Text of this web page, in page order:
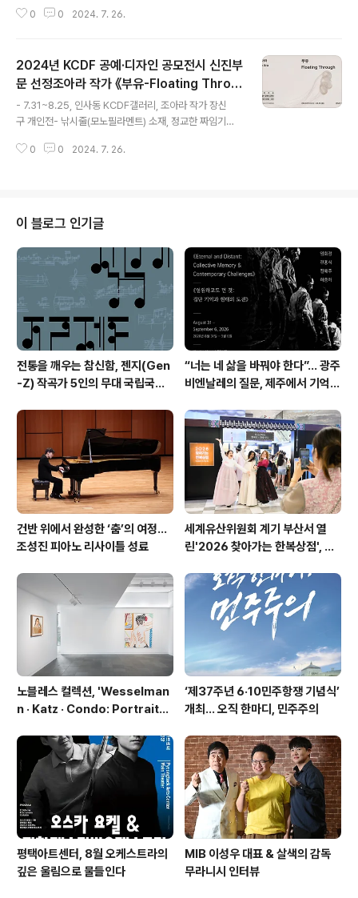
한국 화랑에서 첫 미술 전시회를 연 것을 시작으로 올해로
가이자 한국적인 화투그림을 그리는 조영남은 장은선갤러
리에서 2012년과 2021년 초대전에 이어 2024년 이번
이 세번째 초대전이다. 대중 음악가로 큰 사랑을 받았으
며, 그의 예술적 탐구와 창작 활동은 그를 미술계에서도 존
재감 있는 작가로 자리매김를 하게 됐다. 이번 전시는 지
난 50여년 동안 이어져 온 창작의 여정중 화투시리..
0 0 2024. 7. 26.
2024년 KCDF 공예·디자인 공모전시 신진부
문 선정조아라 작가 《부유-Floating Throu
gh》 개최
- 7.31~8.25, 인사동 KCDF갤러리, 조아라 작가 장신
구 개인전- 낚시줄(모노필라멘트) 소재, 정교한 짜임기
한국공예·디자인문화진흥원(원장 장동광, 이하 공진원)
를 개최한다고 발표했다. 조아라 작가는 낚시줄(모노필라
멘트)을 소재로 바구니를 짜듯 섬세하게 엮어낸 장신구를
선보인다. 정교한 짜임기법을 통해 가볍고 유영하는 듯한
움직임, 흐릿한 사진을 보는 듯한 상상력을 불러일으키
며, 관람객으로부터 무의식이나 미지의 바닷속을 평온하게
부유하는 장면을 떠오르게 한다..
0 0 2024. 7. 26.
이 블로그 인기글
전통을 깨우는 참신함, 젠지(Gen
-Z) 작곡가 5인의 무대 국립국악
트'
“너는 네 삶을 바꿔야 한다”… 광주
비엔날레의 질문, 제주에서 기억의
주비엔날레 몽골관 연계 프로그램
《영원하고도 먼 것: 집단 기억과 현
대의 도전》
건반 위에서 완성한 ‘춤’의 여정…
조성진 피아노 리사이틀 성료
세계유산위원회 계기 부산서 열
린'2026 찾아가는 한복상점', 역
노블레스 컬렉션, 'Wesselman
n · Katz · Condo: Portraits i
‘제37주년 6·10민주항쟁 기념식’
개최… 오직 한마디, 민주주의
평택아트센터, 8월 오케스트라의
깊은 울림으로 물들인다
MIB 이성우 대표 & 살색의 감독
무라니시 인터뷰